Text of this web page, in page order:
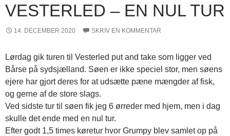
VESTERLED – EN NUL TUR
14. DECEMBER 2020 SKRIV EN KOMMENTAR
Lørdag gik turen til Vesterled put and take som ligger ved
Bårse på sydsjælland. Søen er ikke speciel stor, men søens
ejere har gjort deres for at udsætte pæne mængder af fisk,
og gerne af de store slags.
Ved sidste tur til søen fik jeg 6 ørreder med hjem, men i dag
skulle det ende med en nul tur.
Efter godt 1,5 times køretur hvor Grumpy blev samlet op på